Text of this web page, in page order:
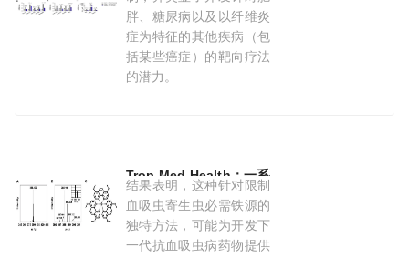
胖、糖尿病以及以纤维炎
症为特征的其他疾病（包
括某些癌症）的靶向疗法
的潜力。
Trop Med Health‌：一系列剥夺铁元素的
结果表明，这种针对限制
血吸虫寄生虫必需铁源的
独特方法，可能为开发下
一代抗血吸虫病药物提供